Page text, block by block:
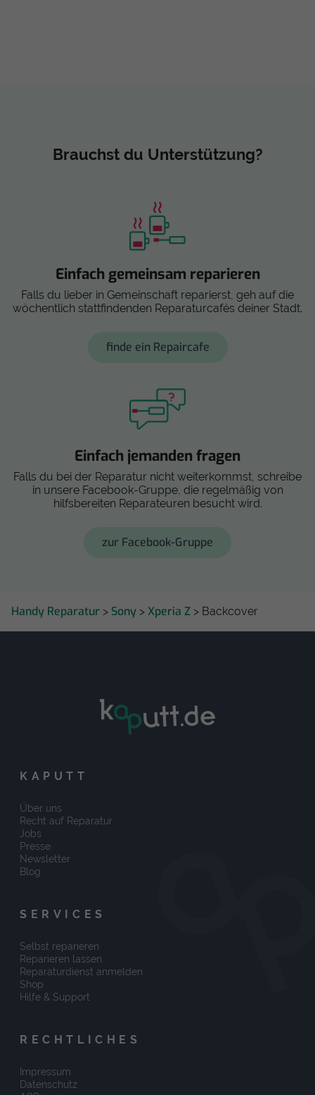
Brauchst du Unterstützung?
Einfach gemeinsam reparieren
Falls du lieber in Gemeinschaft reparierst, geh auf die
wöchentlich stattfindenden Reparaturcafés deiner Stadt.
finde ein Repaircafe
Einfach jemanden fragen
Falls du bei der Reparatur nicht weiterkommst, schreibe
in unsere Facebook-Gruppe, die regelmäßig von
hilfsbereiten Reparateuren besucht wird.
zur Facebook-Gruppe
Handy Reparatur > Sony > Xperia Z > Backcover
KAPUTT
Über uns
Recht auf Reparatur
Jobs
Presse
Newsletter
Blog
SERVICES
Selbst reparieren
Reparieren lassen
Reparaturdienst anmelden
Shop
Hilfe & Support
RECHTLICHES
Impressum
Datenschutz